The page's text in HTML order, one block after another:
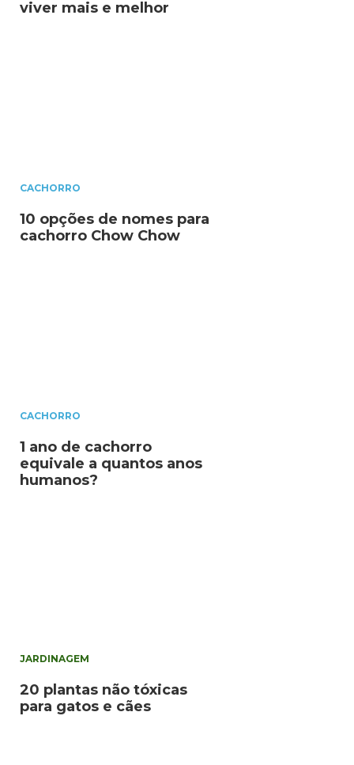
viver mais e melhor
CACHORRO
10 opções de nomes para
cachorro Chow Chow
CACHORRO
1 ano de cachorro
equivale a quantos anos
humanos?
JARDINAGEM
20 plantas não tóxicas
para gatos e cães